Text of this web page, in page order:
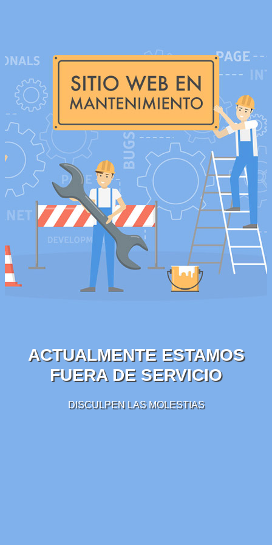
ACTUALMENTE ESTAMOS
FUERA DE SERVICIO
DISCULPEN LAS MOLESTIAS